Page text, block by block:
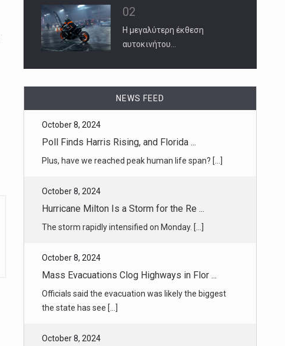
02
Η μεγαλύτερη έκθεση
αυτοκινήτου…
NEWS FEED
Poll Finds Harris Rising, and Florida ...
Plus, have we reached peak human life span? [...]
October 8, 2024
Hurricane Milton Is a Storm for the Re ...
October 8, 2024
Mass Evacuations Clog Highways in Flor ...
the state has see [...]
For Many Israelis, Oct. 7 Never Ended
faith in the state, [...]